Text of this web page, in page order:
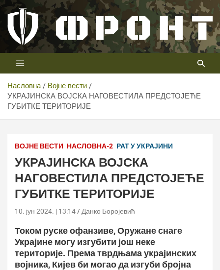
Скип
цонтент
Телевизија ФРОНТ
Први војни канал у Србији
Насловна
Војне вести
УКРАЈИНСКА ВОЈСКА НАГОВЕСТИЛА ПРЕДСТОЈЕЋЕ
ГУБИТКЕ ТЕРИТОРИЈЕ
ВОЈНЕ ВЕСТИ НАСЛОВНА-2 РАТ У УКРАЈИНИ
УКРАЈИНСКА ВОЈСКА
НАГОВЕСТИЛА ПРЕДСТОЈЕЋЕ
ГУБИТКЕ ТЕРИТОРИЈЕ
10. јун 2024. | 13:14 Данко Боројевић
Током руске офанзиве, Оружане снаге
Украјине могу изгубити још неке
територије. Према тврдњама украјинских
војника, Кијев би могао да изгуби бројна